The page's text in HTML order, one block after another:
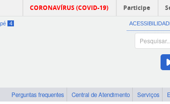
CORONAVÍRUS (COVID-19) Participe
4
Perguntas frequentes Central de Atendimento Serviços